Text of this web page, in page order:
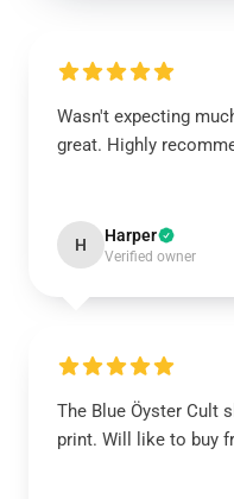
Wasn't expecting
great. Highly
H Harper
Verified owner
The Blue Öyster Cult
print. Will like to buy